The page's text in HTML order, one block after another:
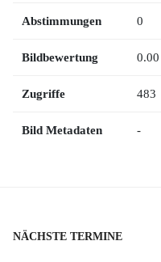
Abstimmungen 0
Bildbewertung 0.00
Zugriffe 483
Bild Metadaten -
NÄCHSTE TERMINE